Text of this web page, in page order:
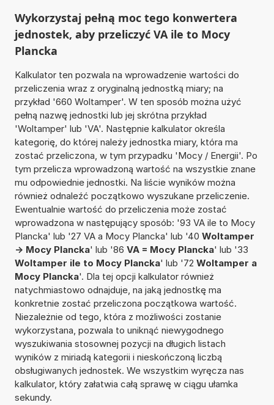
Wykorzystaj pełną moc tego konwertera
jednostek, aby przeliczyć VA ile to Mocy
Plancka
Kalkulator ten pozwala na wprowadzenie wartości do
przeliczenia wraz z oryginalną jednostką miary; na
przykład '660 Woltamper'. W ten sposób można użyć
pełną nazwę jednostki lub jej skrótna przykład
'Woltamper' lub 'VA'. Następnie kalkulator określa
kategorię, do której należy jednostka miary, która ma
zostać przeliczona, w tym przypadku 'Mocy / Energii'. Po
tym przelicza wprowadzoną wartość na wszystkie znane
mu odpowiednie jednostki. Na liście wyników można
również odnaleźć początkowo wyszukane przeliczenie.
Ewentualnie wartość do przeliczenia może zostać
wprowadzona w następujący sposób: '93 VA ile to Mocy
Plancka' lub '27 VA a Mocy Plancka' lub '40 Woltamper
-> Mocy Plancka' lub '86 VA = Mocy Plancka' lub '33
Woltamper ile to Mocy Plancka' lub '72 Woltamper a
Mocy Plancka'. Dla tej opcji kalkulator również
natychmiastowo odnajduje, na jaką jednostkę ma
konkretnie zostać przeliczona początkowa wartość.
Niezależnie od tego, która z możliwości zostanie
wykorzystana, pozwala to uniknąć niewygodnego
wyszukiwania stosownej pozycji na długich listach
wyników z miriadą kategorii i nieskończoną liczbą
obsługiwanych jednostek. We wszystkim wyręcza nas
kalkulator, który załatwia całą sprawę w ciągu ułamka
sekundy.